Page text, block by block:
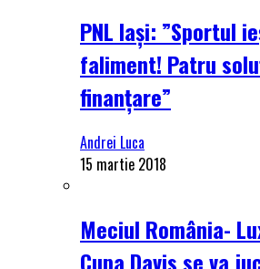
PNL Iași: ”Sportul
faliment! Patru
finanțare”
Andrei Luca
15 martie 2018
Meciul România-
Cupa Davis se va